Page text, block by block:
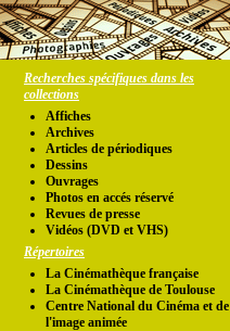
Recherches spécifiques dans les
collections
Affiches
Archives
Articles de périodiques
Dessins
Ouvrages
Photos en accés réservé
Revues de presse
Vidéos (DVD et VHS)
Répertoires
La Cinémathèque française
La Cinémathèque de Toulouse
Centre National du Cinéma et de
l'image animée